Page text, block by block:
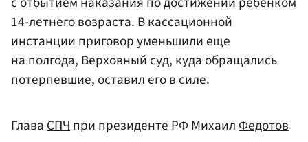
14-летнего возраста. В кассационной
инстанции приговор уменьшили еще
на полгода, Верховный суд, куда обращались
потерпевшие, оставил его в силе.
ГлаваСПЧпри президенте РФ МихаилФедотов